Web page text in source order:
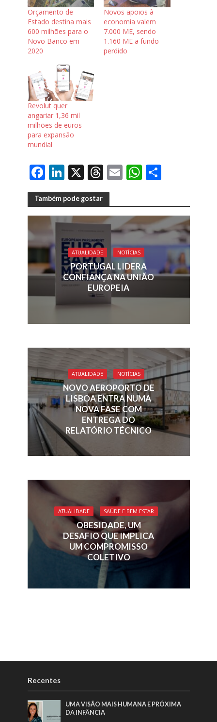
Orçamento de
Estado destina mais
600 milhões para o
Novo Banco em
2020
Novos apoios à
economia valem
7.000 ME, sendo
1.160 ME a fundo
perdido
Revolut quer
angariar 1,36 mil
milhões de euros
para expansão
mundial
F
ac
e
b
o
o
k
Li
n
k
e
dI
n
X T
h
re
a
d
s
E
ai
l
W
at
s
A
p
p
S
ar
e
Também pode gostar
ATUALIDADE NOTÍCIAS
PORTUGAL LIDERA
CONFIANÇA NA UNIÃO
EUROPEIA
ATUALIDADE NOTÍCIAS
NOVO AEROPORTO DE
LISBOA ENTRA NUMA
NOVA FASE COM
ENTREGA DO
RELATÓRIO TÉCNICO
ATUALIDADE SAÚDE E BEM-ESTAR
OBESIDADE, UM
DESAFIO QUE IMPLICA
UM COMPROMISSO
COLETIVO
Recentes
UMA VISÃO MAIS HUMANA E PRÓXIMA
DA INFÂNCIA